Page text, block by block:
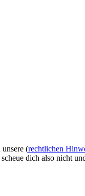
(rechtlichen
dich also nicht